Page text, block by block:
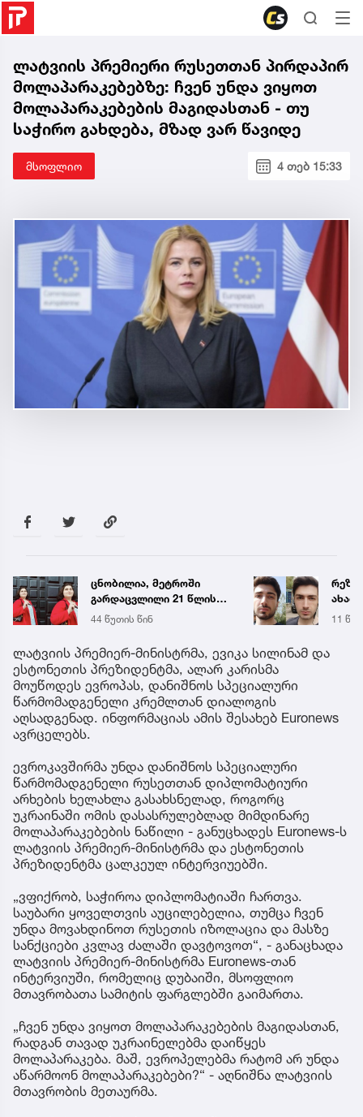
ლატვიის პრემიერი რუსეთთან პირდაპირ
მოლაპარაკებებზე: ჩვენ უნდა ვიყოთ
მოლაპარაკებების მაგიდასთან - თუ
საჭირო გახდება, მზად ვარ წავიდე
მსოფლიო 4 თებ 15:33
ცნობილია, მეტროში
გარდაცვლილი 21 წლის
მარიამ ტყემალაძის
ექსპერტიზის დასკვნა
44 წუთის წინ 11
ლატვიის პრემიერ-მინისტრმა, ევიკა სილინამ და
ესტონეთის პრეზიდენტმა, ალარ კარისმა
მოუწოდეს ევროპას, დანიშნოს სპეციალური
წარმომადგენელი კრემლთან დიალოგის
აღსადგენად. ინფორმაციას ამის შესახებ Euronews
ავრცელებს.
ევროკავშირმა უნდა დანიშნოს სპეციალური
წარმომადგენელი რუსეთთან დიპლომატიური
არხების ხელახლა გასახსნელად, როგორც
უკრაინაში ომის დასასრულებლად მიმდინარე
მოლაპარაკებების ნაწილი - განუცხადეს Euronews-ს
ლატვიის პრემიერ-მინისტრმა და ესტონეთის
პრეზიდენტმა ცალკეულ ინტერვიუებში.
„ვფიქრობ, საჭიროა დიპლომატიაში ჩართვა.
საუბარი ყოველთვის აუცილებელია, თუმცა ჩვენ
უნდა მოვახდინოთ რუსეთის იზოლაცია და მასზე
სანქციები კვლავ ძალაში დავტოვოთ“, - განაცხადა
ლატვიის პრემიერ-მინისტრმა Euronews-თან
ინტერვიუში, რომელიც დუბაიში, მსოფლიო
მთავრობათა სამიტის ფარგლებში გაიმართა.
„ჩვენ უნდა ვიყოთ მოლაპარაკებების მაგიდასთან,
რადგან თავად უკრაინელებმა დაიწყეს
მოლაპარაკება. მაშ, ევროპელებმა რატომ არ უნდა
აწარმოონ მოლაპარაკებები?“ - აღნიშნა ლატვიის
მთავრობის მეთაურმა.